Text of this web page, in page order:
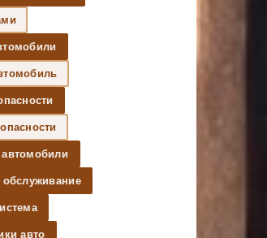
обслуживание
авто